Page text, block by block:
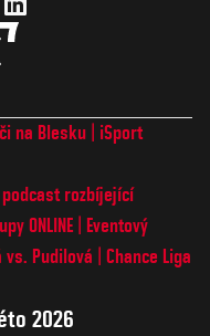
na Blesku
iSport
rozbíjející
ONLINE
Eventový
vs. Pudilová
Chance Liga
2026